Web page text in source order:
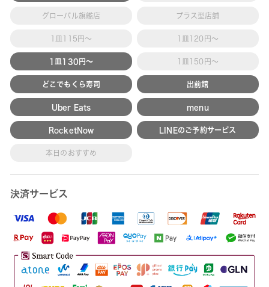
グローバル旗艦店 プラス型店舗
1皿115円～ 1皿120円～
1皿130円～ 1皿150円～
どこでもくら寿司 出前館
Uber Eats menu
RocketNow LINEのご予約サービス
本日のおすすめ
決済サービス